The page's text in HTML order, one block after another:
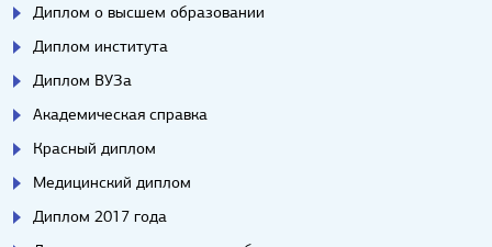
Диплом о высшем образовании
Диплом института
Диплом ВУЗа
Академическая справка
Красный диплом
Медицинский диплом
Диплом 2017 года